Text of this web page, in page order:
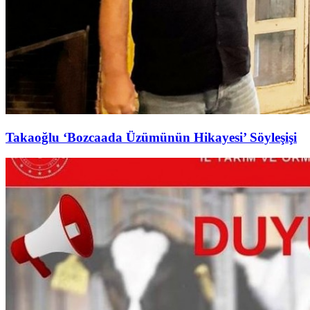
Takaoğlu ‘Bozcaada Üzümünün Hikayesi’ Söyleşişi